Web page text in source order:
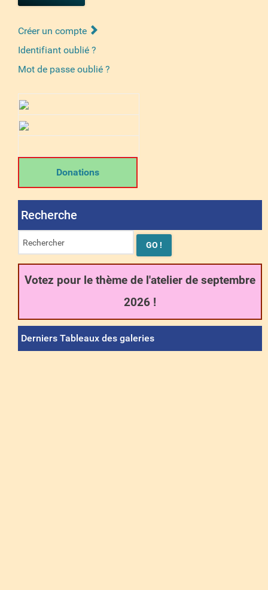
Créer un compte
Identifiant oublié ?
Mot de passe oublié ?
Donations
Recherche
Votez pour le thème de l'atelier de septembre
2026 !
Derniers Tableaux des galeries